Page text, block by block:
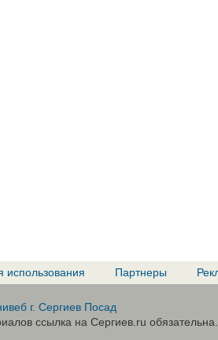
использования Партнеры
г. Сергиев Посад
ссылка на Сергиев.ru обязательна.